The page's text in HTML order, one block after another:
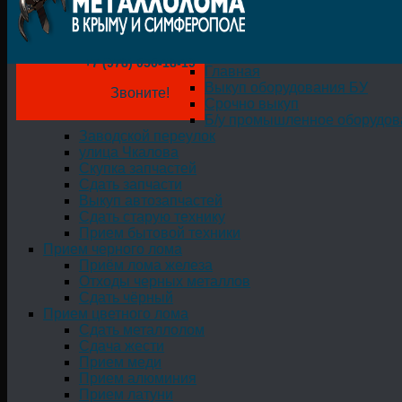
+7 (978) 050-18-19
Звоните!
Главная
Выкуп оборудования БУ
Срочно выкуп
Б/у промышленное
Заводской переулок
улица Чкалова
Скупка запчастей
Сдать запчасти
Выкуп автозапчастей
Сдать старую технику
Прием бытовой техники
Прием черного лома
Приём лома железа
Отходы черных металлов
Сдать чёрный
Прием цветного лома
Сдать металлолом
Сдача жести
Прием меди
Прием алюминия
Прием латуни